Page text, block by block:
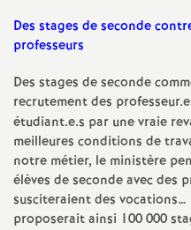
Des stages de seconde
professeurs
Des stages de seconde
recrutement des
étudiant.e.s par une vraie
meilleures conditions de
notre métier, le ministère
élèves de seconde avec des
susciteraient des
proposerait ainsi 100 000